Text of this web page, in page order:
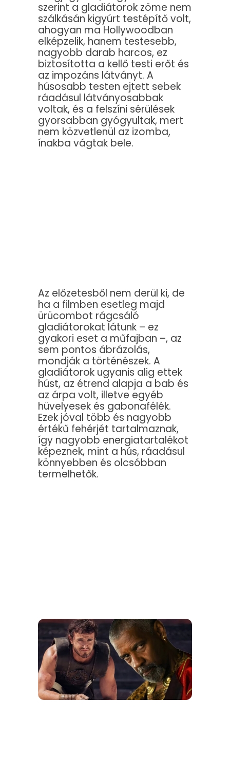
szerint a gladiátorok zöme nem
szálkásán kigyúrt testépítő volt,
ahogyan ma Hollywoodban
elképzelik, hanem testesebb,
nagyobb darab harcos, ez
biztosította a kellő testi erőt és
az impozáns látványt. A
húsosabb testen ejtett sebek
ráadásul látványosabbak
voltak, és a felszíni sérülések
gyorsabban gyógyultak, mert
nem közvetlenül az izomba,
ínakba vágtak bele.
Az előzetesből nem derül ki, de
ha a filmben esetleg majd
ürücombot rágcsáló
gladiátorokat látunk – ez
gyakori eset a műfajban –, az
sem pontos ábrázolás,
mondják a történészek. A
gladiátorok ugyanis alig ettek
húst, az étrend alapja a bab és
az árpa volt, illetve egyéb
hüvelyesek és gabonafélék.
Ezek jóval több és nagyobb
értékű fehérjét tartalmaznak,
így nagyobb energiatartalékot
képeznek, mint a hús, ráadásul
könnyebben és olcsóbban
termelhetők.